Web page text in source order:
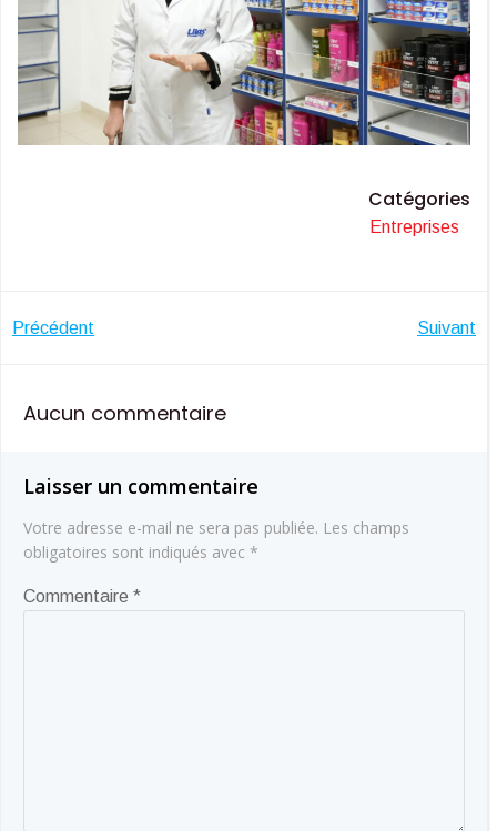
Catégories
Entreprises
Navigation
de
Précédent Suivant
Aucun commentaire
Laisser un commentaire
Votre adresse e-mail ne sera pas publiée. Les champs
obligatoires sont indiqués avec *
Commentaire *